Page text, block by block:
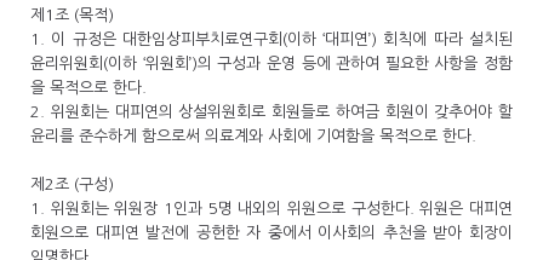
제1조 (목적)
1. 이 규정은 대한임상피부치료연구회(이하 ‘대피연’) 회칙에 따라 설치된
윤리위원회(이하 ‘위원회’)의 구성과 운영 등에 관하여 필요한 사항을 정함
을 목적으로 한다.
2. 위원회는 대피연의 상설위원회로 회원들로 하여금 회원이 갖추어야 할
윤리를 준수하게 함으로써 의료계와 사회에 기여함을 목적으로 한다.
제2조 (구성)
1. 위원회는 위원장 1인과 5명 내외의 위원으로 구성한다. 위원은 대피연
회원으로 대피연 발전에 공헌한 자 중에서 이사회의 추천을 받아 회장이